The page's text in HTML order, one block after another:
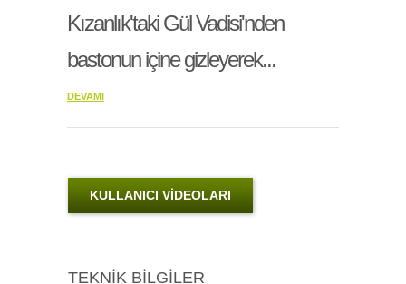
Kızanlık'taki Gül Vadisi'nden
bastonun içine gizleyerek...
DEVAMI
KULLANICI VİDEOLARI
TEKNİK BİLGİLER